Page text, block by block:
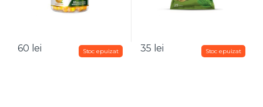
60 lei 35 lei